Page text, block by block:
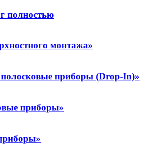
полностью
монтажа»
приборы (Drop-In)»
приборы»